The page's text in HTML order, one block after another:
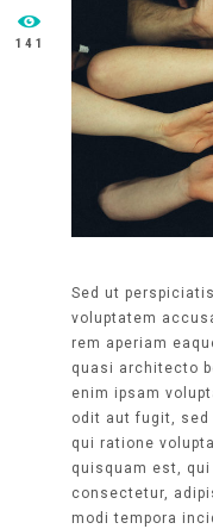
141
Sed ut
voluptatem
rem aperiam
quasi architecto
enim ipsam
odit aut fugit, sed
qui ratione
quisquam est,
consectetur,
modi tempora